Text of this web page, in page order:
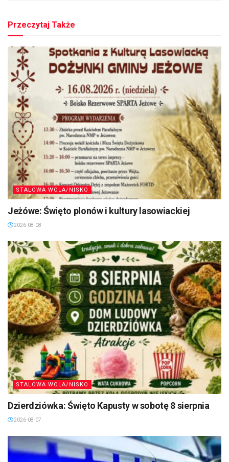
Przeczytaj Także
STALOWA WOLA/NISKO
Jeżówe: Święto plonów i kultury lasowiackiej
2026-08-08
STALOWA WOLA/NISKO
Dzierdziówka: Święto Kapusty w sobotę 8 sierpnia
2026-08-07